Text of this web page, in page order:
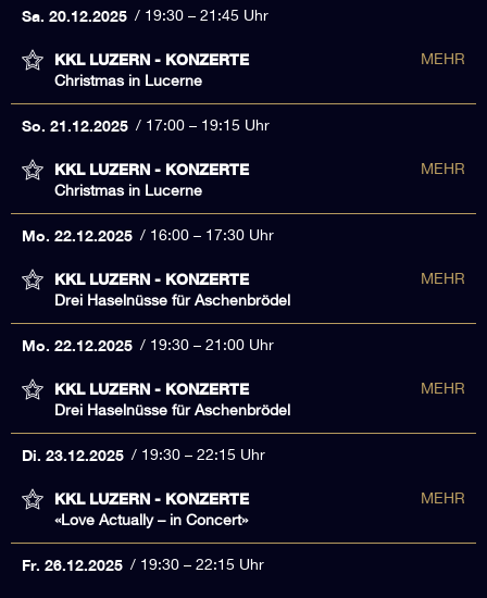
Sa. 20.12.2025 19:30 – 21:45 Uhr
KKL LUZERN - KONZERTE
Christmas in Lucerne
MEHR
So. 21.12.2025 17:00 – 19:15 Uhr
KKL LUZERN - KONZERTE
Christmas in Lucerne
MEHR
Mo. 22.12.2025 16:00 – 17:30 Uhr
KKL LUZERN - KONZERTE
Drei Haselnüsse für Aschenbrödel
MEHR
Mo. 22.12.2025 19:30 – 21:00 Uhr
KKL LUZERN - KONZERTE
Drei Haselnüsse für Aschenbrödel
MEHR
Di. 23.12.2025 19:30 – 22:15 Uhr
KKL LUZERN - KONZERTE
«Love Actually – in Concert»
MEHR
Fr. 26.12.2025 19:30 – 22:15 Uhr